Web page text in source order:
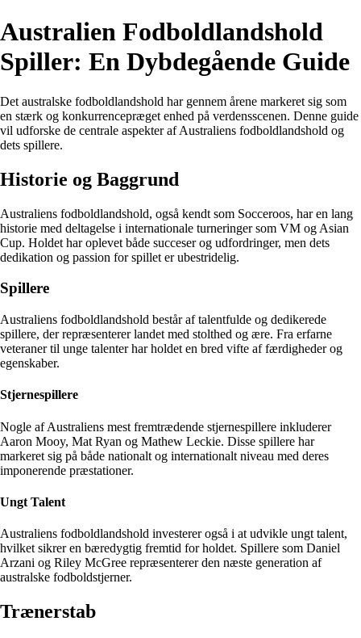
Australien Fodboldlandshold
Spiller: En Dybdegående Guide
Det australske fodboldlandshold har gennem årene markeret sig som
en stærk og konkurrencepræget enhed på verdensscenen. Denne guide
vil udforske de centrale aspekter af Australiens fodboldlandshold og
dets spillere.
Historie og Baggrund
Australiens fodboldlandshold, også kendt som Socceroos, har en lang
historie med deltagelse i internationale turneringer som VM og Asian
Cup. Holdet har oplevet både succeser og udfordringer, men dets
dedikation og passion for spillet er ubestridelig.
Spillere
Australiens fodboldlandshold består af talentfulde og dedikerede
spillere, der repræsenterer landet med stolthed og ære. Fra erfarne
veteraner til unge talenter har holdet en bred vifte af færdigheder og
egenskaber.
Stjernespillere
Nogle af Australiens mest fremtrædende stjernespillere inkluderer
Aaron Mooy, Mat Ryan og Mathew Leckie. Disse spillere har
markeret sig på både nationalt og internationalt niveau med deres
imponerende præstationer.
Ungt Talent
Australiens fodboldlandshold investerer også i at udvikle ungt talent,
hvilket sikrer en bæredygtig fremtid for holdet. Spillere som Daniel
Arzani og Riley McGree repræsenterer den næste generation af
australske fodboldstjerner.
Trænerstab